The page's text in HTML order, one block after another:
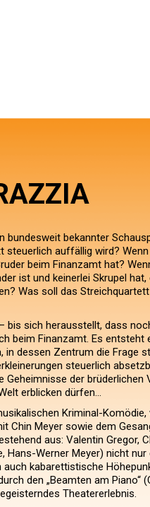
bundesweit bekannter
steuerlich auffällig wird?
beim Finanzamt hat?
ist und keinerlei Skrupel hat,
Was soll das
bis sich herausstellt, dass
beim Finanzamt. Es entsteht
in dessen Zentrum die Frage
steuerlich
Geheimnisse der brüderlichen
erblicken dürfen…
Kriminal-Komödie,
Chin Meyer sowie dem
aus: Valentin Gregor,
Hans-Werner Meyer) nicht nur
kabarettistische
den „Beamten am Piano“
Theatererlebnis.